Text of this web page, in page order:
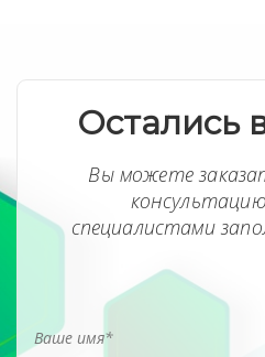
Остались
Вы можете
специалистами